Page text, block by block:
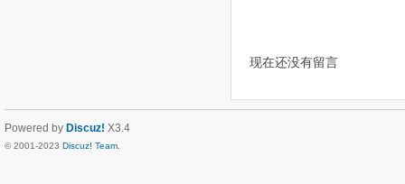
现在还没有留言
Powered by Discuz! X3.4
© 2001-2023 Discuz! Team